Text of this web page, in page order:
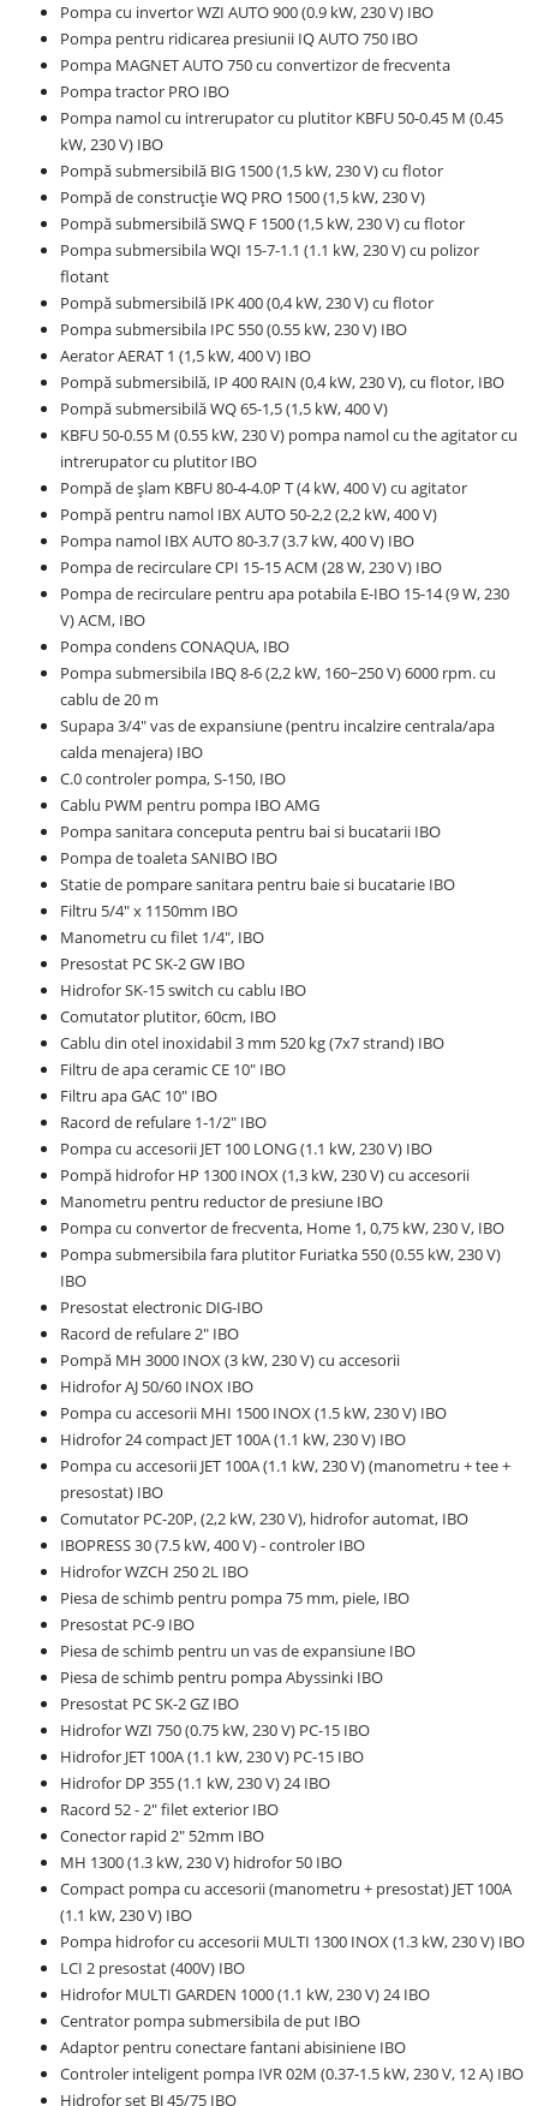
Pompa cu invertor WZI AUTO 900 (0.9 kW, 230 V) IBO
Pompa pentru ridicarea presiunii IQ AUTO 750 IBO
Pompa MAGNET AUTO 750 cu convertizor de frecventa
Pompa tractor PRO IBO
Pompa namol cu intrerupator cu plutitor KBFU 50-0.45 M (0.45
kW, 230 V) IBO
Pompă submersibilă BIG 1500 (1,5 kW, 230 V) cu flotor
Pompă de construcție WQ PRO 1500 (1,5 kW, 230 V)
Pompă submersibilă SWQ F 1500 (1,5 kW, 230 V) cu flotor
Pompa submersibila WQI 15-7-1.1 (1.1 kW, 230 V) cu polizor
flotant
Pompă submersibilă IPK 400 (0,4 kW, 230 V) cu flotor
Pompa submersibila IPC 550 (0.55 kW, 230 V) IBO
Aerator AERAT 1 (1,5 kW, 400 V) IBO
Pompă submersibilă, IP 400 RAIN (0,4 kW, 230 V), cu flotor, IBO
Pompă submersibilă WQ 65-1,5 (1,5 kW, 400 V)
KBFU 50-0.55 M (0.55 kW, 230 V) pompa namol cu the agitator cu
intrerupator cu plutitor IBO
Pompă de șlam KBFU 80-4-4.0P T (4 kW, 400 V) cu agitator
Pompă pentru namol IBX AUTO 50-2,2 (2,2 kW, 400 V)
Pompa namol IBX AUTO 80-3.7 (3.7 kW, 400 V) IBO
Pompa de recirculare CPI 15-15 ACM (28 W, 230 V) IBO
Pompa de recirculare pentru apa potabila E-IBO 15-14 (9 W, 230
V) ACM, IBO
Pompa condens CONAQUA, IBO
Pompa submersibila IBQ 8-6 (2,2 kW, 160~250 V) 6000 rpm. cu
cablu de 20 m
Supapa 3/4" vas de expansiune (pentru incalzire centrala/apa
calda menajera) IBO
C.0 controler pompa, S-150, IBO
Cablu PWM pentru pompa IBO AMG
Pompa sanitara conceputa pentru bai si bucatarii IBO
Pompa de toaleta SANIBO IBO
Statie de pompare sanitara pentru baie si bucatarie IBO
Filtru 5/4" x 1150mm IBO
Manometru cu filet 1/4", IBO
Presostat PC SK-2 GW IBO
Hidrofor SK-15 switch cu cablu IBO
Comutator plutitor, 60cm, IBO
Cablu din otel inoxidabil 3 mm 520 kg (7x7 strand) IBO
Filtru de apa ceramic CE 10" IBO
Filtru apa GAC 10" IBO
Racord de refulare 1-1/2" IBO
Pompa cu accesorii JET 100 LONG (1.1 kW, 230 V) IBO
Pompă hidrofor HP 1300 INOX (1,3 kW, 230 V) cu accesorii
Manometru pentru reductor de presiune IBO
Pompa cu convertor de frecventa, Home 1, 0,75 kW, 230 V, IBO
Pompa submersibila fara plutitor Furiatka 550 (0.55 kW, 230 V)
IBO
Presostat electronic DIG-IBO
Racord de refulare 2" IBO
Pompă MH 3000 INOX (3 kW, 230 V) cu accesorii
Hidrofor AJ 50/60 INOX IBO
Pompa cu accesorii MHI 1500 INOX (1.5 kW, 230 V) IBO
Hidrofor 24 compact JET 100A (1.1 kW, 230 V) IBO
Pompa cu accesorii JET 100A (1.1 kW, 230 V) (manometru + tee +
presostat) IBO
Comutator PC-20P, (2,2 kW, 230 V), hidrofor automat, IBO
IBOPRESS 30 (7.5 kW, 400 V) - controler IBO
Hidrofor WZCH 250 2L IBO
Piesa de schimb pentru pompa 75 mm, piele, IBO
Presostat PC-9 IBO
Piesa de schimb pentru un vas de expansiune IBO
Piesa de schimb pentru pompa Abyssinki IBO
Presostat PC SK-2 GZ IBO
Hidrofor WZI 750 (0.75 kW, 230 V) PC-15 IBO
Hidrofor JET 100A (1.1 kW, 230 V) PC-15 IBO
Hidrofor DP 355 (1.1 kW, 230 V) 24 IBO
Racord 52 - 2" filet exterior IBO
Conector rapid 2" 52mm IBO
MH 1300 (1.3 kW, 230 V) hidrofor 50 IBO
Compact pompa cu accesorii (manometru + presostat) JET 100A
(1.1 kW, 230 V) IBO
Pompa hidrofor cu accesorii MULTI 1300 INOX (1.3 kW, 230 V) IBO
LCI 2 presostat (400V) IBO
Hidrofor MULTI GARDEN 1000 (1.1 kW, 230 V) 24 IBO
Centrator pompa submersibila de put IBO
Adaptor pentru conectare fantani abisiniene IBO
Controler inteligent pompa IVR 02M (0.37-1.5 kW, 230 V, 12 A) IBO
Hidrofor set BJ 45/75 IBO